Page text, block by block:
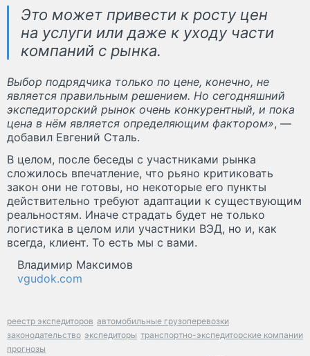
Это может привести к росту цен
на услуги или даже к уходу части
компаний с рынка.
Выбор подрядчика только по цене, конечно, не
является правильным решением. Но сегодняшний
экспедиторский рынок очень конкурентный, и пока
цена в нём является определяющим фактором», —
добавил Евгений Сталь.
В целом, после беседы с участниками рынка
сложилось впечатление, что рьяно критиковать
закон они не готовы, но некоторые его пункты
действительно требуют адаптации к существующим
реальностям. Иначе страдать будет не только
логистика в целом или участники ВЭД, но и, как
всегда, клиент. То есть мы с вами.
Владимир Максимов
vgudok.com
реестр экспедиторов автомобильные грузоперевозки
законодательство экспедиторы транспортно-экспедиторские компании
прогнозы